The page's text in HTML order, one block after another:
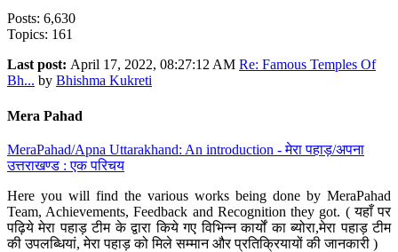
Posts: 6,630
Topics: 161
Last post: April 17, 2022, 08:27:12 AM Re: Famous Temples Of
Bh... by Bhishma Kukreti
Mera Pahad
MeraPahad/Apna Uttarakhand: An introduction - मेरा पहाड़/अपना
उत्तराखण्ड : एक परिचय
Here you will find the various works being done by MeraPahad
Team, Achievements, Feedback and Recognition they got. ( यहाँ पर
पढ़िये मेरा पहाड़ टीम के द्वारा किये गए विभिन्न कार्यों का ब्योरा,मेरा पहाड़ टीम
की उपलब्धियां, मेरा पहाड़ को मिले सम्मान और प्रतिक्रियायों की जानकारी )